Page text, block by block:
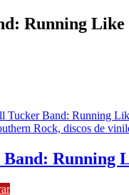
Running Like
Running